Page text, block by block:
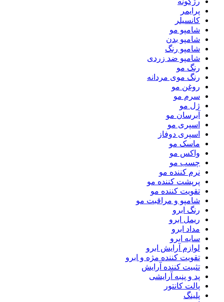
پرایمر
کانسیلر
شامپو مو
شامپو بدن
شامپو رنگ
شامپو ضد زردی
رنگ مو
رنگ موی مردانه
روغن مو
سرم مو
ژل مو
آبرسان مو
اسپری مو
اسپری دوفاز
ماسک مو
واکس مو
چسب مو
نرم کننده مو
پرپشت کننده مو
تقویت کننده مو
شامپو و مراقبت مو
رنگ ابرو
ریمل ابرو
مداد ابرو
سایه ابرو
لوازم آرایش ابرو
تقویت کننده مژه و ابرو
تثبیت کننده آرایش
پد و پنبه آرایشی
پالت کانتور
پلینگ